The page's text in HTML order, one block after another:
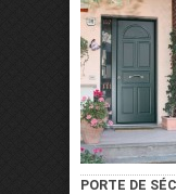
PORTE DE